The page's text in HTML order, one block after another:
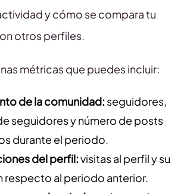
y cómo se compara tu
otros perfiles.
métricas que puedes incluir:
de la comunidad: seguidores,
seguidores y número de posts
durante el periodo.
del perfil:visitas al perfil y su
respecto al periodo anterior.